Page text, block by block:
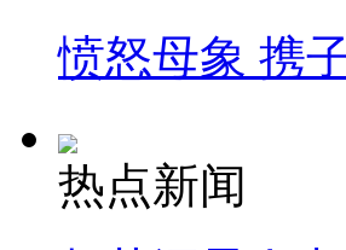
愤怒母象 携
热点新闻